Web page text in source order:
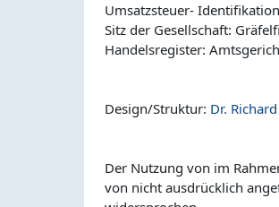
Umsatzsteuer-
Sitz der Gesellschaft:
Handelsregister:
Design/Struktur: Dr.
Der Nutzung von im
von nicht ausdrücklich